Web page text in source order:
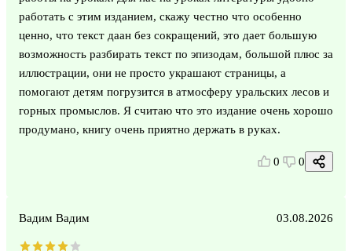
работать с этим изданием, скажу честно что особенно
ценно, что текст даан без сокращений, это дает большую
возможность разбирать текст по эпизодам, большой плюс за
иллюстрации, они не просто украшают страницы, а
помогают детям погрузится в атмосферу уральских лесов и
горных промыслов. Я считаю что это издание очень хорошо
продумано, книгу очень приятно держать в руках.
0 0
Вадим Вадим 03.08.2026